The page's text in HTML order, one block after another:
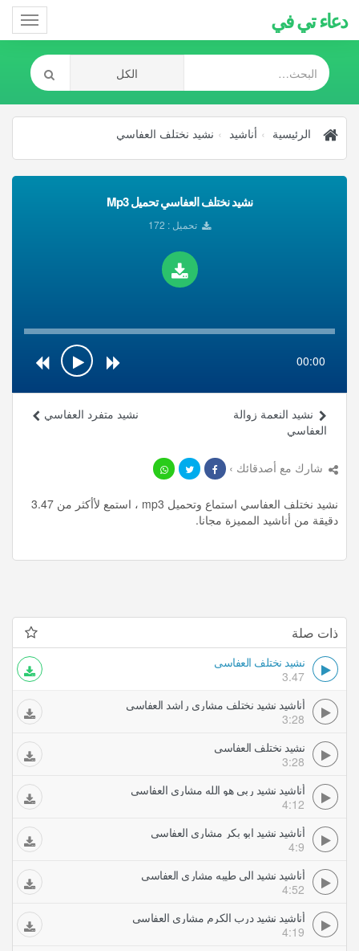
دعاء تي في
الرئيسية أناشيد نشيد نختلف العفاسي
نشيد نختلف العفاسي تحميل Mp3
تحميل : 172
00:00
نشيد متفرد العفاسي
نشيد النعمة زوالة
العفاسي
شارك مع أصدقائك ›
نشيد نختلف العفاسي استماع وتحميل mp3 ، استمع لأأكثر من 3.47
دقيقة من أناشيد المميزة مجانا.
ذات صلة
نشيد نختلف العفاسي
3.47
أناشيد نشيد نختلف مشاري راشد العفاسي
3:28
نشيد نختلف العفاسي
3:28
أناشيد نشيد ربي هو الله مشاري العفاسي
4:12
أناشيد نشيد ابو بكر مشاري العفاسي
4:9
أناشيد نشيد الى طيبه مشاري العفاسي
4:52
أناشيد نشيد درب الكرم مشاري العفاسي
4:19